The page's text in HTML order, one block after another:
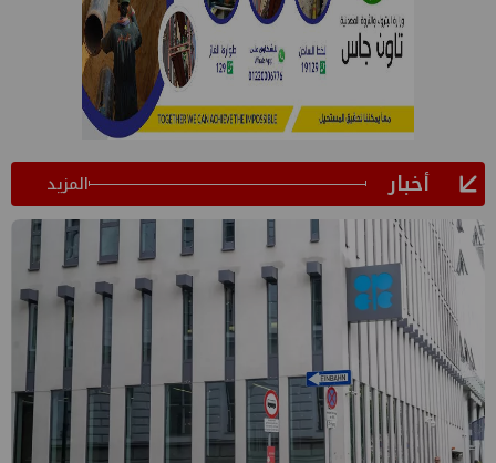
أخبار المزيد